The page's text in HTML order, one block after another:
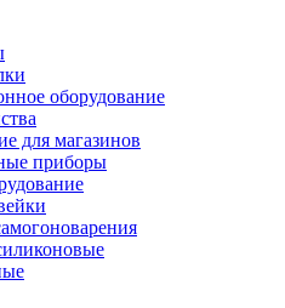
оборудование
для магазинов
приборы